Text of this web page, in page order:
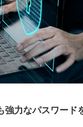
強力なパスワード